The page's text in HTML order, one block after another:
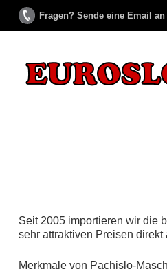
Fragen? Sende eine Email
Seit 2005 importieren wir die
sehr attraktiven Preisen
Merkmale von Pachislo-